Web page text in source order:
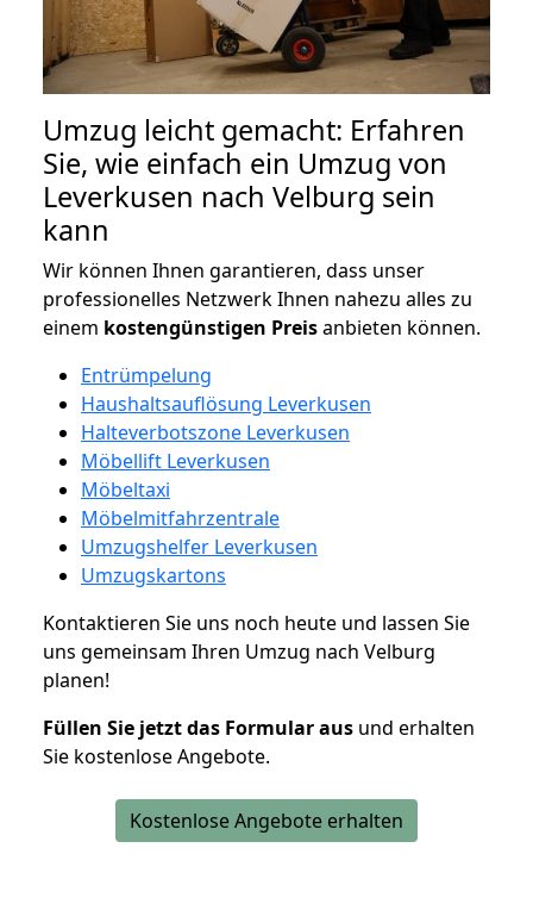
Umzug leicht gemacht: Erfahren
Sie, wie einfach ein Umzug von
Leverkusen nach Velburg sein
kann
Wir können Ihnen garantieren, dass unser
professionelles Netzwerk Ihnen nahezu alles zu
einem kostengünstigen Preisanbieten können.
Entrümpelung
Haushaltsauflösung Leverkusen
Halteverbotszone Leverkusen
Möbellift Leverkusen
Möbeltaxi
Möbelmitfahrzentrale
Umzugshelfer Leverkusen
Umzugskartons
Kontaktieren Sie uns noch heute und lassen Sie
uns gemeinsam Ihren Umzug nach Velburg
planen!
Füllen Sie jetzt das Formular aus und erhalten
Sie kostenlose Angebote.
Kostenlose Angebote erhalten